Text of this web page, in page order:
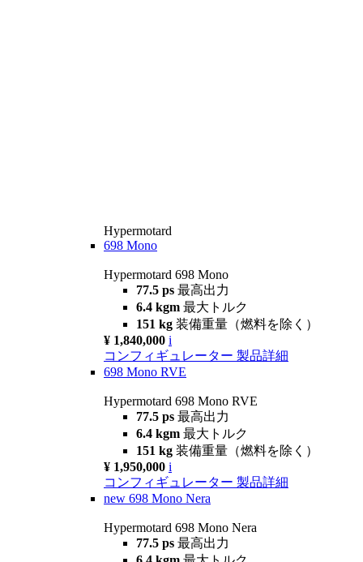
Hypermotard
698 Mono
Hypermotard 698 Mono
77.5 ps 最高出力
6.4 kgm 最大トルク
151 kg 装備重量（燃料を除く）
¥ 1,840,000 i
コンフィギュレーター 製品詳細
698 Mono RVE
Hypermotard 698 Mono RVE
77.5 ps 最高出力
6.4 kgm 最大トルク
151 kg 装備重量（燃料を除く）
¥ 1,950,000 i
コンフィギュレーター 製品詳細
new 698 Mono Nera
Hypermotard 698 Mono Nera
77.5 ps 最高出力